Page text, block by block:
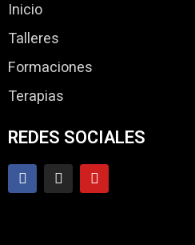
Inicio
Talleres
Formaciones
Terapias
REDES SOCIALES